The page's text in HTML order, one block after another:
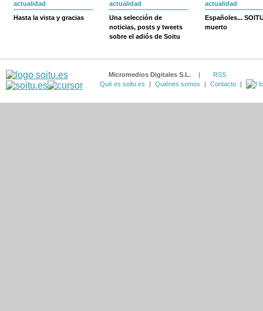
actualidad
Hasta la vista y gracias
actualidad
Una selección de
noticias, posts y tweets
sobre el adiós de Soitu
actualidad
Españoles...
muerto
Micromedios Digitales S.L. |
RSS
Qué es soitu.es
| Quiénes somos | Contacto |